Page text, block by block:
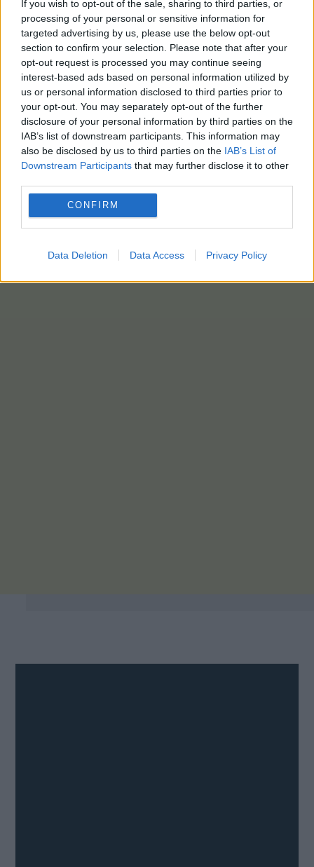
If you wish to opt-out of the sale, sharing to third parties, or
processing of your personal or sensitive information for
targeted advertising by us, please use the below opt-out
section to confirm your selection. Please note that after your
opt-out request is processed you may continue seeing
interest-based ads based on personal information utilized by
us or personal information disclosed to third parties prior to
your opt-out. You may separately opt-out of the further
disclosure of your personal information by third parties on the
IAB’s list of downstream participants. This information may
also be disclosed by us to third parties on the IAB’s List of
Downstream Participants that may further disclose it to other
CONFIRM
Data Deletion Data Access Privacy Policy